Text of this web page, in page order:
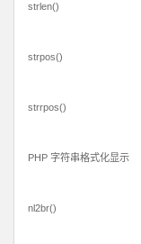
strlen()
strpos()
strrpos()
PHP 字符串格式化显示
nl2br()